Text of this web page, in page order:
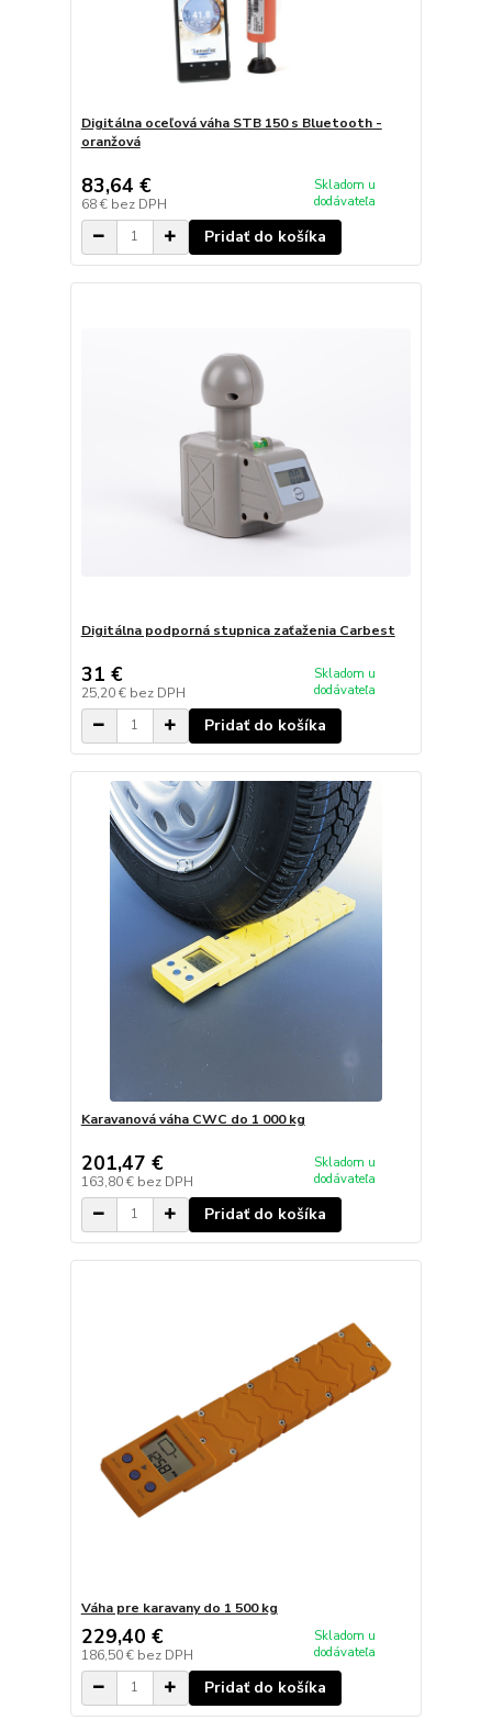
Digitálna oceľová váha STB 150 s Bluetooth -
oranžová
83,64 €
68 € bez DPH
Skladom u
dodávateľa
Pridať do košíka
Digitálna podporná stupnica zaťaženia Carbest
31 €
25,20 € bez DPH
Skladom u
dodávateľa
Pridať do košíka
Karavanová váha CWC do 1 000 kg
201,47 €
163,80 € bez DPH
Skladom u
dodávateľa
Pridať do košíka
Váha pre karavany do 1 500 kg
229,40 €
186,50 € bez DPH
Skladom u
dodávateľa
Pridať do košíka